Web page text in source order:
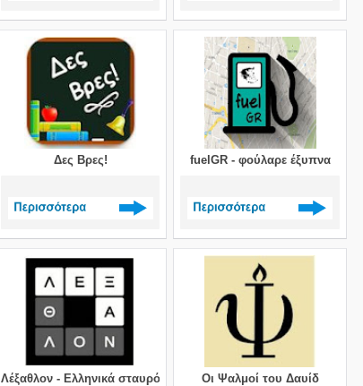
Δείτε περισσότερα > Δείτε περισσότερα >
Δες Βρες!
Δείτε περισσότερα >
fuelGR - φούλαρε έξυπνα
Δείτε περισσότερα >
Λέξαθλον - Ελληνικά σταυρόλεξα Οι Ψαλμοί του Δαυίδ